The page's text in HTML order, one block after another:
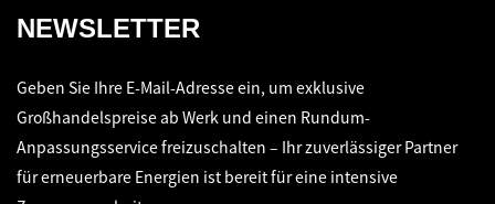
NEWSLETTER
Geben Sie Ihre E-Mail-Adresse ein, um exklusive
Großhandelspreise ab Werk und einen Rundum-
Anpassungsservice freizuschalten – Ihr zuverlässiger Partner
für erneuerbare Energien ist bereit für eine intensive